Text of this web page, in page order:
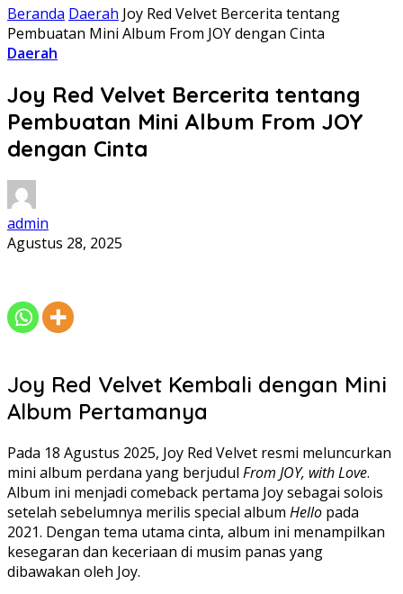
Beranda Daerah Joy Red Velvet Bercerita tentang
Pembuatan Mini Album From JOY dengan Cinta
Daerah
Joy Red Velvet Bercerita tentang
Pembuatan Mini Album From JOY
dengan Cinta
admin
Agustus 28, 2025
Joy Red Velvet Kembali dengan Mini
Album Pertamanya
Pada 18 Agustus 2025, Joy Red Velvet resmi meluncurkan
mini album perdana yang berjudul From JOY, with Love.
Album ini menjadi comeback pertama Joy sebagai solois
setelah sebelumnya merilis special album Hello pada
2021. Dengan tema utama cinta, album ini menampilkan
kesegaran dan keceriaan di musim panas yang
dibawakan oleh Joy.